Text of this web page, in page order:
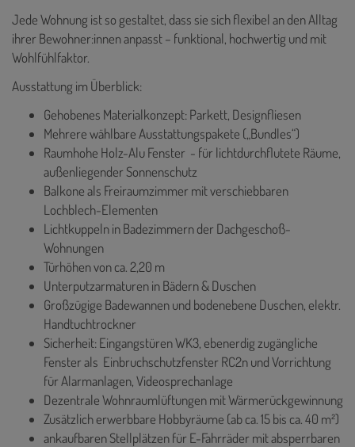
Jede Wohnung ist so gestaltet, dass sie sich flexibel an den Alltag
ihrer Bewohner:innen anpasst – funktional, hochwertig und mit
Wohlfühlfaktor.
Ausstattung im Überblick:
Gehobenes Materialkonzept: Parkett, Designfliesen
Mehrere wählbare Ausstattungspakete („Bundles“)
Raumhohe Holz-Alu Fenster - für lichtdurchflutete Räume,
außenliegender Sonnenschutz
Balkone als Freiraumzimmer mit verschiebbaren
Lochblech-Elementen
Lichtkuppeln in Badezimmern der Dachgeschoß-
Wohnungen
Türhöhen von ca. 2,20 m
Unterputzarmaturen in Bädern & Duschen
Großzügige Badewannen und bodenebene Duschen, elektr.
Handtuchtrockner
Sicherheit: Eingangstüren WK3, ebenerdig zugängliche
Fenster als Einbruchschutzfenster RC2n und Vorrichtung
für Alarmanlagen, Videosprechanlage
Dezentrale Wohnraumlüftungen mit Wärmerückgewinnung
Zusätzlich erwerbbare Hobbyräume (ab ca. 15 bis ca. 40 m²)
ankaufbaren Stellplätzen für E-Fahrräder mit absperrbaren